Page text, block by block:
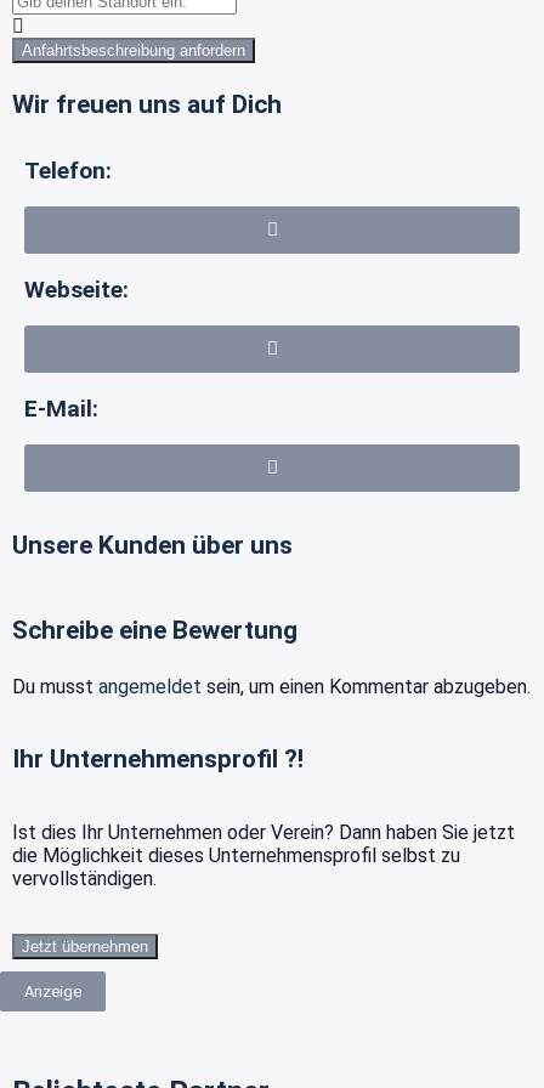
Anfahrtsbeschreibung anfordern
Wir freuen uns auf Dich
Telefon:
Webseite:
E-Mail:
Unsere Kunden über uns
Schreibe eine Bewertung
Du musst angemeldet sein, um einen Kommentar abzugeben.
Ihr Unternehmensprofil ?!
Ist dies Ihr Unternehmen oder Verein? Dann haben Sie jetzt
die Möglichkeit dieses Unternehmensprofil selbst zu
vervollständigen.
Jetzt übernehmen
Anzeige